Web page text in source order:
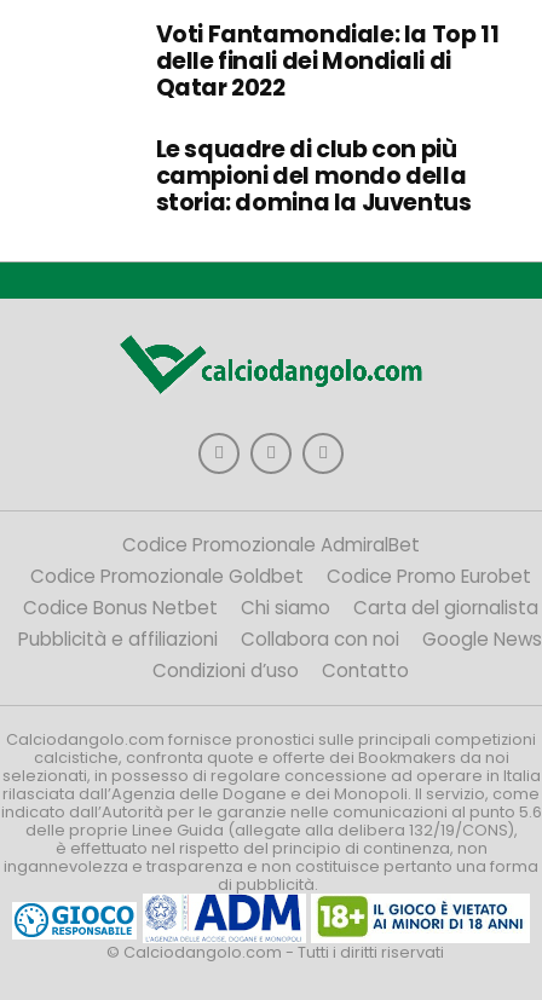
Voti Fantamondiale: la Top 11
delle finali dei Mondiali di
Qatar 2022
Le squadre di club con più
campioni del mondo della
storia: domina la Juventus
Codice Promozionale AdmiralBet
Codice Promozionale Goldbet
Codice Promo Eurobet
Codice Bonus Netbet
Chi siamo
Carta del giornalista
Pubblicità e affiliazioni
Collabora con noi
Google News
Condizioni d’uso
Contatto
Calciodangolo.com fornisce pronostici sulle principali competizioni
calcistiche, confronta quote e offerte dei Bookmakers da noi
selezionati, in possesso di regolare concessione ad operare in Italia
rilasciata dall’Agenzia delle Dogane e dei Monopoli. Il servizio, come
indicato dall’Autorità per le garanzie nelle comunicazioni al punto 5.6
delle proprie Linee Guida (allegate alla delibera 132/19/CONS),
è effettuato nel rispetto del principio di continenza, non
ingannevolezza e trasparenza e non costituisce pertanto una forma
di pubblicità.
© Calciodangolo.com - Tutti i diritti riservati